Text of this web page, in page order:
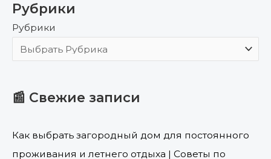
с
к
Рубрики
Рубрики
📰 Свежие записи
Как выбрать загородный дом для постоянного
проживания и летнего отдыха | Советы по